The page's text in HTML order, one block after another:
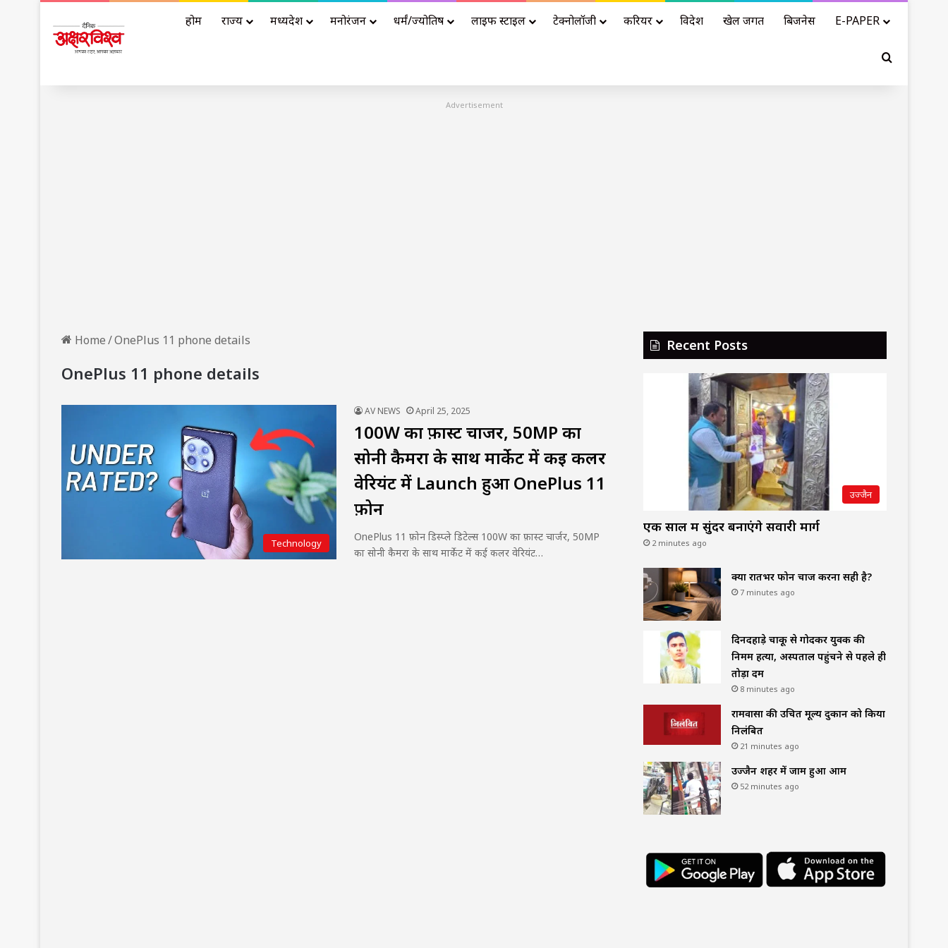
होम राज्य मध्यप्रदेश मनोरंजन धर्मं/ज्योतिष लाइफ स्टाइल टेक्नोलॉजी करियर विदेश खेल जगत बिजनेस E-PAPER
Search for
Advertisement
Home/OnePlus 11 phone details
OnePlus 11 phone details
Technology
AV NEWS April 25, 2025
100W का फ़ास्ट चार्जर, 50MP का
सोनी कैमरा के साथ मार्केट में कई कलर
वेरियंट में Launch हुआ OnePlus 11
फ़ोन
OnePlus 11 फ़ोन डिस्प्ले डिटेल्स 100W का फ़ास्ट चार्जर, 50MP
का सोनी कैमरा के साथ मार्केट में कई कलर वेरियंट…
Recent Posts
उज्जैन
एक साल में सुंदर बनाएंगे सवारी मार्ग
2 minutes ago
क्या रातभर फोन चार्ज करना सही है?
7 minutes ago
दिनदहाड़े चाकू से गोदकर युवक की
निर्मम हत्या, अस्पताल पहुंचने से पहले ही
तोड़ा दम
8 minutes ago
रामवासा की उचित मूल्य दुकान को किया
निलंबित
21 minutes ago
उज्जैन शहर में जाम हुआ आम
52 minutes ago